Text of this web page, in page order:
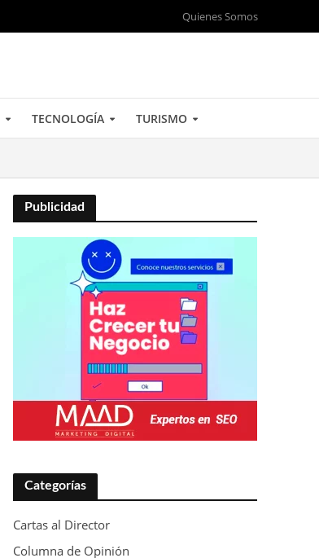
Quienes Somos
TECNOLOGÍA TURISMO
Publicidad
Categorías
Cartas al Director
Columna de Opinión